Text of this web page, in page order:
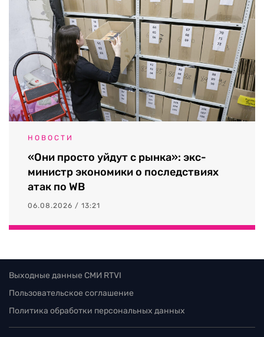
НОВОСТИ
«Они просто уйдут с рынка»: экс-
министр экономики о последствиях
атак по WB
06.08.2026 / 13:21
Выходные данные СМИ RTVI
Пользовательское соглашение
Политика обработки персональных данных